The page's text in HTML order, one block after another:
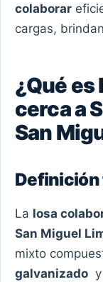
colaborar
cargas,
¿Qué es
cerca a
San
La losa
San Miguel
mixto
galvanizado